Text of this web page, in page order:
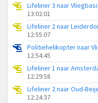
Lifeliner 3 naar
13:02:01
Lifeliner 2 naar
12:55:07
Politiehelikopter naar
12:54:45
Lifeliner 1 naar
12:29:58
Lifeliner 2 naar Oud-
12:24:37